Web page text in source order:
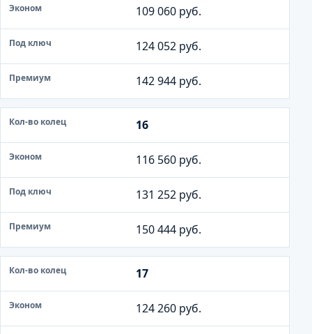
109 060 руб.
124 052 руб.
142 944 руб.
16
116 560 руб.
131 252 руб.
150 444 руб.
17
124 260 руб.